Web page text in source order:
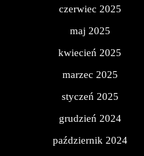
czerwiec 2025
maj 2025
kwiecień 2025
marzec 2025
styczeń 2025
grudzień 2024
październik 2024